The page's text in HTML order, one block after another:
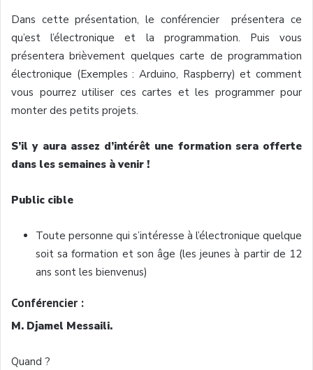
Dans cette présentation, le conférencier présentera ce
qu’est l’électronique et la programmation. Puis vous
présentera brièvement quelques carte de programmation
électronique (Exemples : Arduino, Raspberry) et comment
vous pourrez utiliser ces cartes et les programmer pour
monter des petits projets.
S’il y aura assez d’intérêt une formation sera offerte
dans les semaines à venir !
Public cible
Toute personne qui s’intéresse à l’électronique quelque
soit sa formation et son âge (les jeunes à partir de 12
ans sont les bienvenus)
Conférencier :
M. Djamel Messaili.
Quand ?